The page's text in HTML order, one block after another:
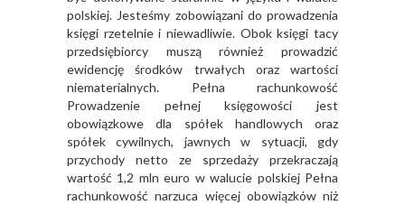
polskiej. Jesteśmy zobowiązani do prowadzenia
księgi rzetelnie i niewadliwie. Obok księgi tacy
przedsiębiorcy muszą również prowadzić
ewidencję środków trwałych oraz wartości
niematerialnych. Pełna rachunkowość
Prowadzenie pełnej księgowości jest
obowiązkowe dla spółek handlowych oraz
spółek cywilnych, jawnych w sytuacji, gdy
przychody netto ze sprzedaży przekraczają
wartość 1,2 mln euro w walucie polskiej Pełna
rachunkowość narzuca więcej obowiązków niż